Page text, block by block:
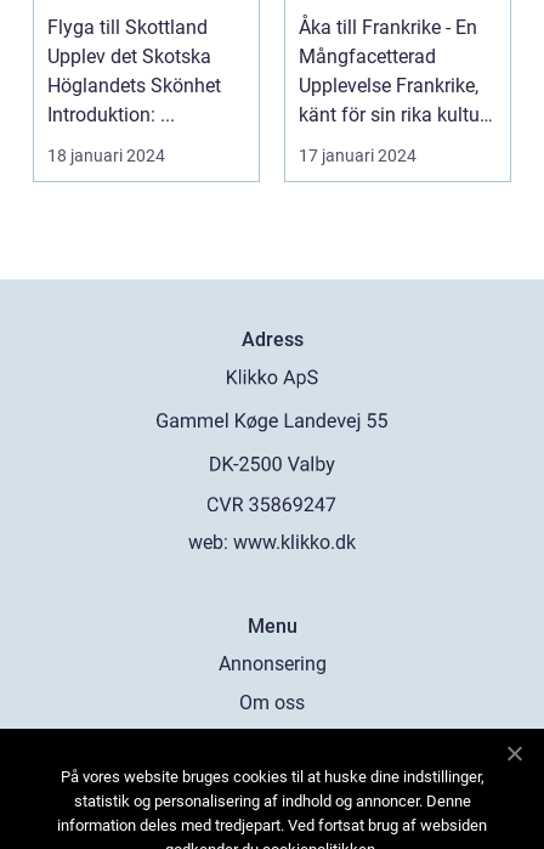
Höglandets
Skönhet
Flyga till Skottland
Upplev det Skotska
Höglandets Skönhet
Introduktion: ...
18 januari 2024
och Attraktioner
Åka till Frankrike - En
Mångfacetterad
Upplevelse Frankrike,
känt för sin rika kultur,
historiska a...
17 januari 2024
Adress
web: www.klikko.dk
Menu
Annonsering
Om oss
Kontakta oss
Sitemap
På vores website bruges cookies til at huske dine indstillinger,
statistik og personalisering af indhold og annoncer. Denne
information deles med tredjepart. Ved fortsat brug af websiden